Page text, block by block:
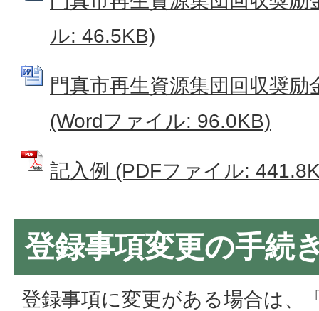
ル: 46.5KB)
門真市再生資源集団回収奨励
(Wordファイル: 96.0KB)
記入例 (PDFファイル:
登録事項変更の手続
登録事項に変更がある場合は、